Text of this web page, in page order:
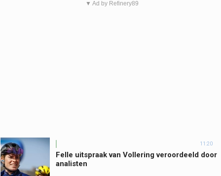
▼ Ad by Refinery89
11:20
Felle uitspraak van Vollering veroordeeld door
analisten